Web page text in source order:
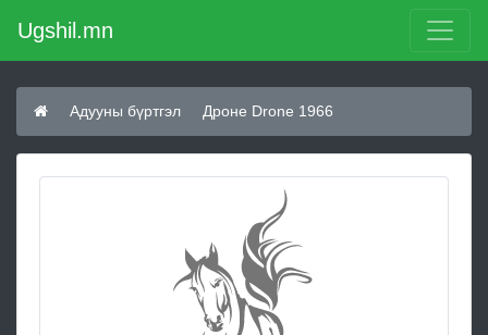
Ugshil.mn
Адууны бүртгэл Дроне Drone 1966